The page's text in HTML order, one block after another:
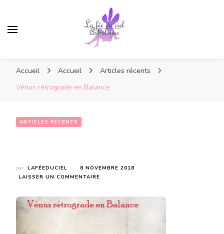
Accueil Accueil
Articles récents
Vénus rétrograde en Balance
ARTICLES RÉCENTS
par LAFÉEDUCIEL
8 NOVEMBRE 2018
LAISSER UN COMMENTAIRE
EN